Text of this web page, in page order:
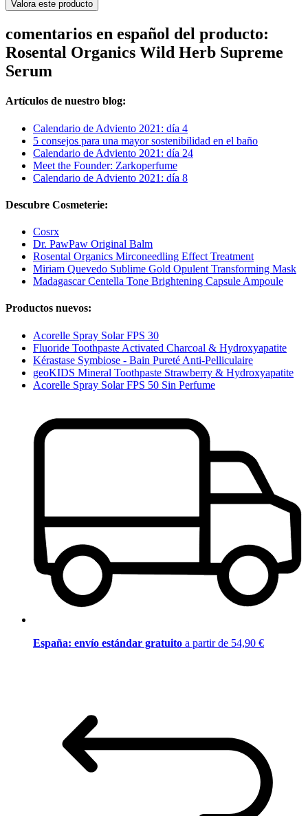
Valora este producto
comentarios en español del producto:
Rosental Organics Wild Herb Supreme
Serum
Artículos de nuestro blog:
Calendario de Adviento 2021: día 4
5 consejos para una mayor sostenibilidad en el baño
Calendario de Adviento 2021: día 24
Meet the Founder: Zarkoperfume
Calendario de Adviento 2021: día 8
Descubre Cosmeterie:
Cosrx
Dr. PawPaw Original Balm
Rosental Organics Mirconeedling Effect Treatment
Miriam Quevedo Sublime Gold Opulent Transforming Mask
Madagascar Centella Tone Brightening Capsule Ampoule
Productos nuevos:
Acorelle Spray Solar FPS 30
Fluoride Toothpaste Activated Charcoal & Hydroxyapatite
Kérastase Symbiose - Bain Pureté Anti-Pelliculaire
geoKIDS Mineral Toothpaste Strawberry & Hydroxyapatite
Acorelle Spray Solar FPS 50 Sin Perfume
España: envío estándar gratuito a partir de 54,90 €